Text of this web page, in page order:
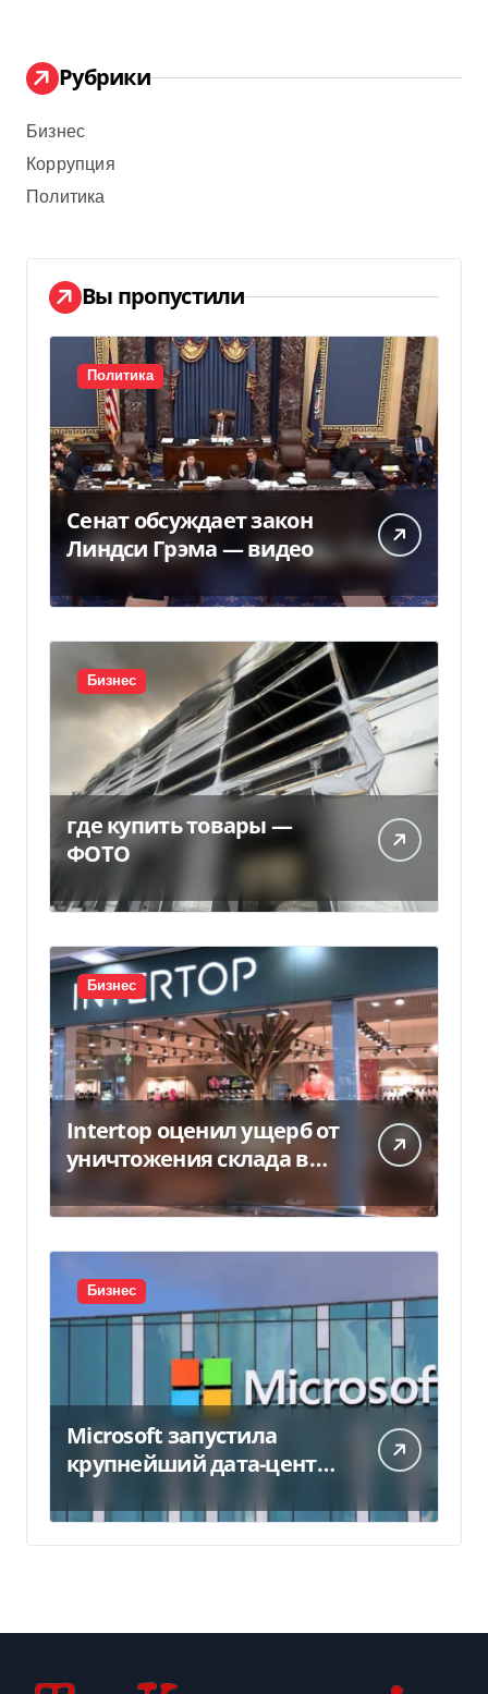
Рубрики
Бизнес
Коррупция
Политика
Вы пропустили
Политика
Сенат обсуждает закон
Линдси Грэма — видео
Бизнес
где купить товары —
ФОТО
Бизнес
Intertop оценил ущерб от
уничтожения склада в
Бизнес
Microsoft запустила
крупнейший дата-центр
миллиарда